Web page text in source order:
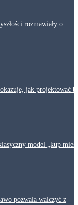
rozmawiały o
jak projektować
model „kup
pozwala walczyć z